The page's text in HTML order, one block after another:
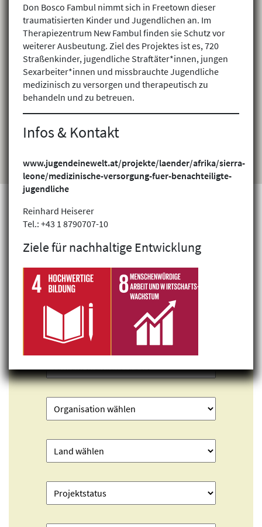
Projekte finden
Don Bosco Fambul nimmt sich in Freetown dieser
traumatisierten Kinder und Jugendlichen an. Im
Therapiezentrum New Fambul finden sie Schutz vor
weiterer Ausbeutung. Ziel des Projektes ist es, 720
Straßenkinder, jugendliche Straftäter*innen, jungen
Sexarbeiter*innen und missbrauchte Jugendliche
medizinisch zu versorgen und therapeutisch zu
behandeln und zu betreuen.
Infos & Kontakt
www.jugendeinewelt.at/projekte/laender/afrika/sierra-
leone/medizinische-versorgung-fuer-benachteiligte-
jugendliche
Reinhard Heiserer
Tel.: +43 1 8790707-10
Ziele für nachhaltige Entwicklung